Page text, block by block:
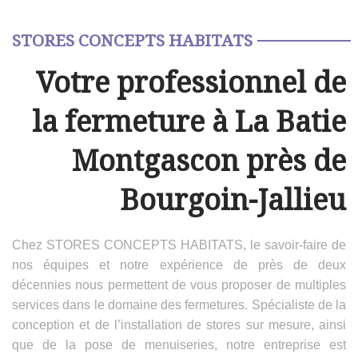
STORES CONCEPTS HABITATS
Votre professionnel de
la fermeture à La Batie
Montgascon près de
Bourgoin-Jallieu
Chez STORES CONCEPTS HABITATS, le savoir-faire de
nos équipes et notre expérience de près de deux
décennies nous permettent de vous proposer de multiples
services dans le domaine des fermetures. Spécialiste de la
conception et de l’installation de stores sur mesure, ainsi
que de la pose de menuiseries, notre entreprise est